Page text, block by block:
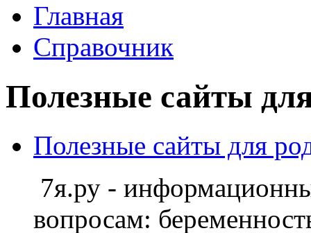
Главная
Справочник
Полезные сайты
Полезные сайты для
7я.ру -
вопросам: